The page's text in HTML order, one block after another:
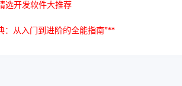
选开发软件大推荐
：从入门到进阶的全能指南”**